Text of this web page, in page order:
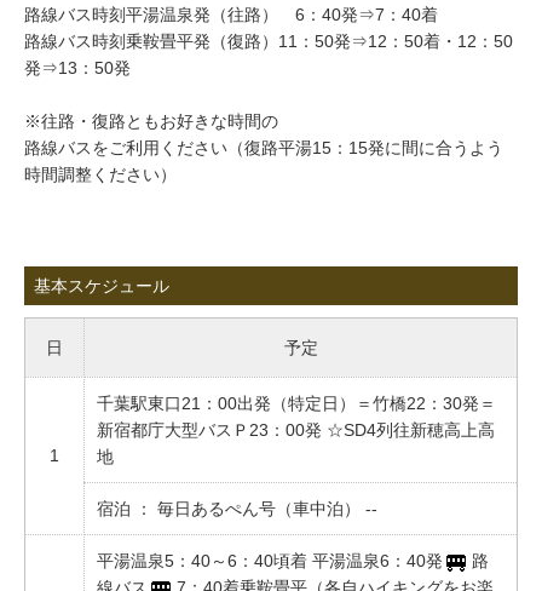
路線バス時刻平湯温泉発（往路） 6：40発⇒7：40着
路線バス時刻乗鞍畳平発（復路）11：50発⇒12：50着・12：50
発⇒13：50発
※往路・復路ともお好きな時間の
路線バスをご利用ください（復路平湯15：15発に間に合うよう
時間調整ください）
基本スケジュール
日 予定
1
千葉駅東口21：00出発（特定日）＝竹橋22：30発＝
新宿都庁大型バスＰ23：00発 ☆SD4列往新穂高上高
地
宿泊 ： 毎日あるぺん号（車中泊） --
平湯温泉5：40～6：40頃着 平湯温泉6：40発
路